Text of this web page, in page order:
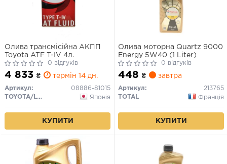
Олива трансмісійна АКПП
Toyota ATF T-IV 4л.
0 відгуків
4 833 ₴ термін 14 дн.
Артикул:
08886-81015
TOYOTA/LEXUS
Японія
КУПИТИ
Олива моторна Quartz 9000
Energy 5W40 (1 Liter)
0 відгуків
448 ₴ завтра
Артикул:
213765
TOTAL
Франція
КУПИТИ